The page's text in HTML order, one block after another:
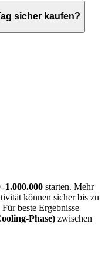
sicher kaufen?
starten. Mehr
können sicher bis zu
beste Ergebnisse
Phase) zwischen